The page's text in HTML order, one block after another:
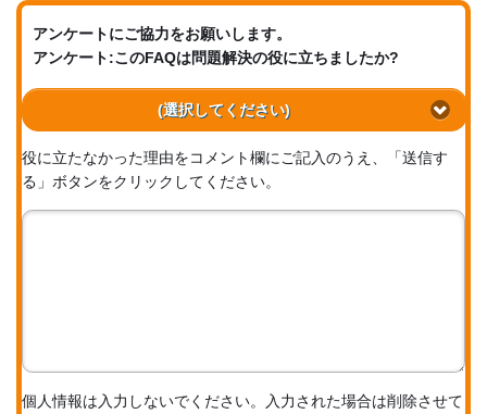
アンケートにご協力をお願いします。
アンケート:このFAQは問題解決の役に立ちましたか?
(選択してください)
役に立たなかった理由をコメント欄にご記入のうえ、「送信す
る」ボタンをクリックしてください。
個人情報は入力しないでください。入力された場合は削除させて